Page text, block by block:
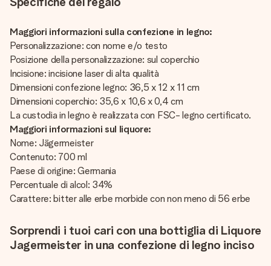
Maggiori informazioni sulla confezione in legno:
Personalizzazione: con nome e/o testo
Posizione della personalizzazione: sul coperchio
Incisione: incisione laser di alta qualità
Dimensioni confezione legno: 36,5 x 12 x 11 cm
Dimensioni coperchio: 35,6 x 10,6 x 0,4 cm
La custodia in legno è realizzata con FSC- legno certificato.
Maggiori informazioni sul liquore:
Nome: Jägermeister
Contenuto: 700 ml
Paese di origine: Germania
Percentuale di alcol: 34%
Carattere: bitter alle erbe morbide con non meno di 56 erbe
Sorprendi i tuoi cari con una bottiglia di Liquore
Jagermeister in una confezione di legno inciso